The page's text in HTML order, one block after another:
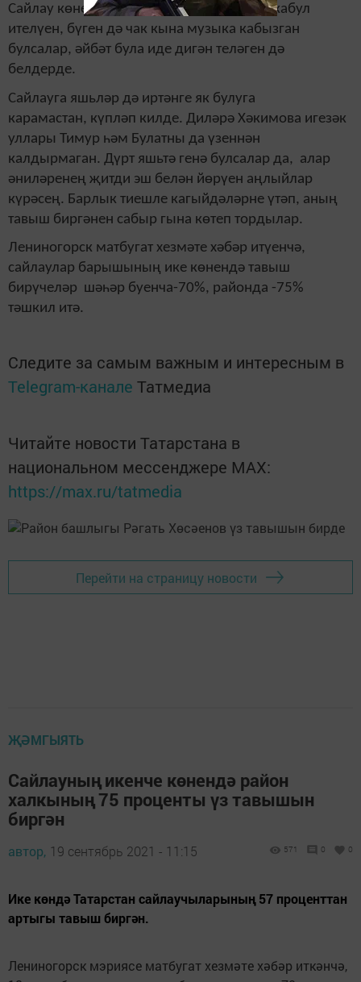
Сайлау көненең электән бәйрәм сыман кабул
ителүен, бүген дә чак кына музыка кабызган
булсалар, әйбәт була иде дигән теләген дә
белдерде.
Сайлауга яшьләр дә иртәнге як булуга
карамастан, күпләп килде. Диләрә Хәкимова игезәк
уллары Тимур һәм Булатны да үзеннән
калдырмаган. Дүрт яшьтә генә булсалар да, алар
әниләренең җитди эш белән йөрүен аңлыйлар
күрәсең. Барлык тиешле кагыйдәләрне үтәп, аның
тавыш биргәнен сабыр гына көтеп тордылар.
Лениногорск матбугат хезмәте хәбәр итүенчә,
сайлаулар барышының ике көнендә тавыш
бирүчеләр шәһәр буенча-70%, районда -75%
тәшкил итә.
Следите за самым важным и интересным в
Telegram-канале Татмедиа
Читайте новости Татарстана в
национальном мессенджере MАХ:
https://max.ru/tatmedia
Перейти на страницу новости
ҖӘМГЫЯТЬ
Сайлауның икенче көнендә район
халкының 75 проценты үз тавышын
биргән
автор, 19 сентябрь 2021 - 11:15 571 0 0
Ике көндә Татарстан сайлаучыларының 57 проценттан
артыгы тавыш биргән.
Лениногорск мэриясе матбугат хезмәте хәбәр иткәнчә,